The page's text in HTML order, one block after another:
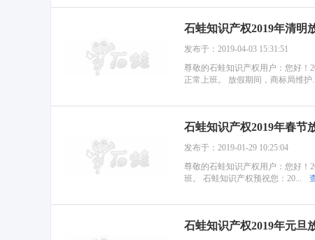
石蛙知识产权2019年清明
发布于：2019-04-03 15:31:51
尊敬的石蛙知识产权用户：您好！
正常上班。 放假期间，商标局维护
石蛙知识产权2019年春节
发布于：2019-01-29 10:25:04
尊敬的石蛙知识产权用户：您好！
班。 石蛙知识产权预祝您：20...
石蛙知识产权2019年元旦